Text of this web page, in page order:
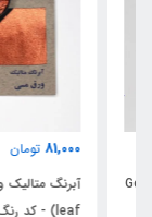
تومان